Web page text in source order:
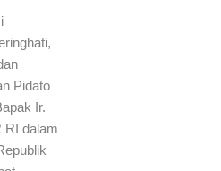
Pidato
Ir.
RI dalam